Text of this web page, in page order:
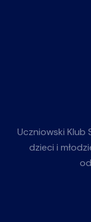
Uczniowski
dzieci i